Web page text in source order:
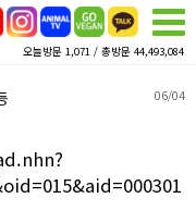
오늘방문 1,071 / 총방문 44,493,084
06/04